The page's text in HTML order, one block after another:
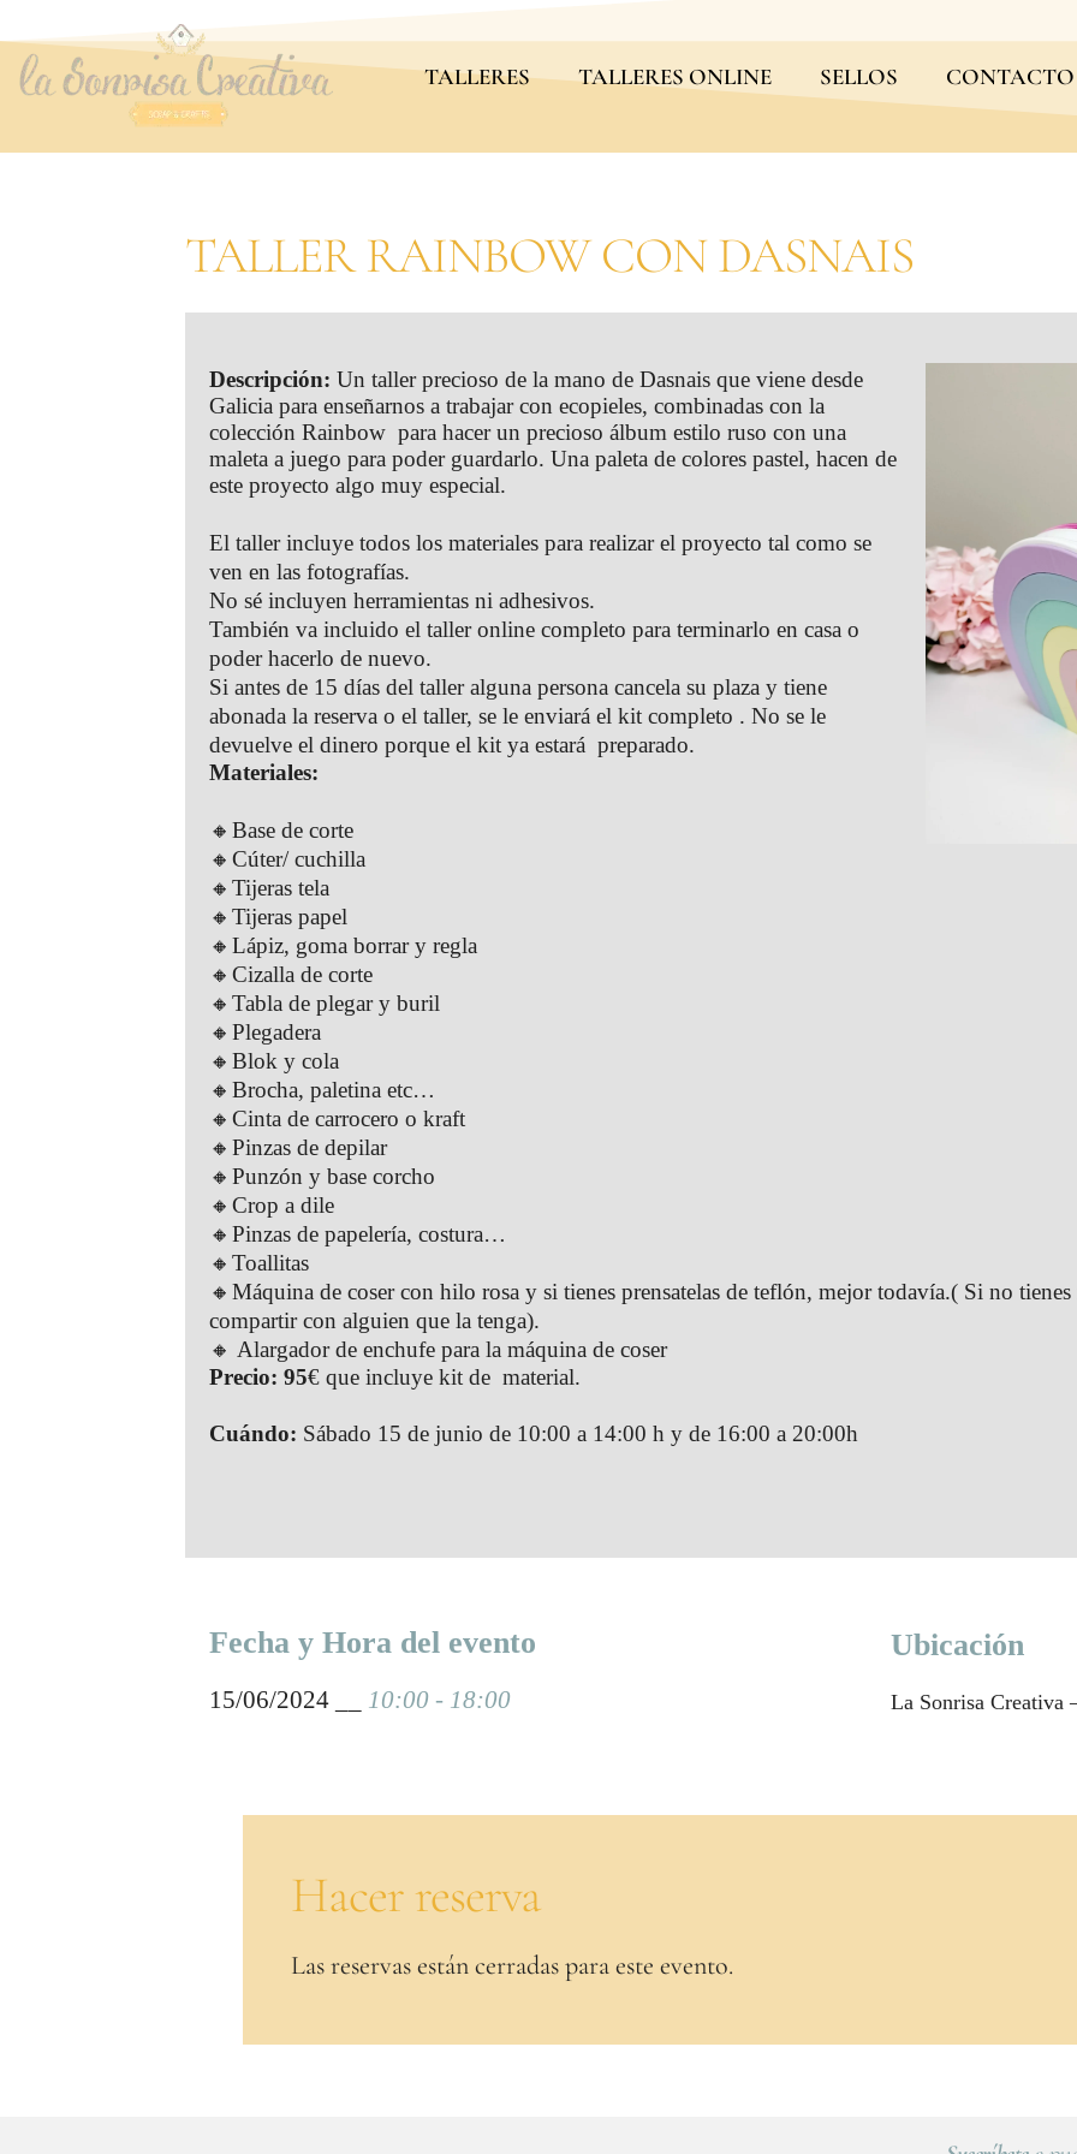
TALLERES TALLERES ONLINE SELLOS CONTACTO
TALLER RAINBOW CON DASNAIS
Descripción: Un taller precioso de la mano de Dasnais que viene desde
Galicia para enseñarnos a trabajar con ecopieles, combinadas con la
colección Rainbow para hacer un precioso álbum estilo ruso con una
maleta a juego para poder guardarlo. Una paleta de colores pastel, hacen de
este proyecto algo muy especial.
El taller incluye todos los materiales para realizar el proyecto tal como se
ven en las fotografías.
No sé incluyen herramientas ni adhesivos.
También va incluido el taller online completo para terminarlo en casa o
poder hacerlo de nuevo.
Si antes de 15 días del taller alguna persona cancela su plaza y tiene
abonada la reserva o el taller, se le enviará el kit completo . No se le
devuelve el dinero porque el kit ya estará preparado.
Materiales:
🔸Base de corte
🔸Cúter/ cuchilla
🔸Tijeras tela
🔸Tijeras papel
🔸Lápiz, goma borrar y regla
🔸Cizalla de corte
🔸Tabla de plegar y buril
🔸Plegadera
🔸Blok y cola
🔸Brocha, paletina etc…
🔸Cinta de carrocero o kraft
🔸Pinzas de depilar
🔸Punzón y base corcho
🔸Crop a dile
🔸Pinzas de papelería, costura…
🔸Toallitas
🔸Máquina de coser con hilo rosa y si tienes prensatelas de teflón, mejor todavía.( Si no tienes
compartir con alguien que la tenga).
🔸 Alargador de enchufe para la máquina de coser
Precio: 95€ que incluye kit de material.
Cuándo: Sábado 15 de junio de 10:00 a 14:00 h y de 16:00 a 20:00h
Ubicación
La Sonrisa Creativa
Fecha y Hora del evento
15/06/2024 __ 10:00 - 18:00
Hacer reserva
Las reservas están cerradas para este evento.